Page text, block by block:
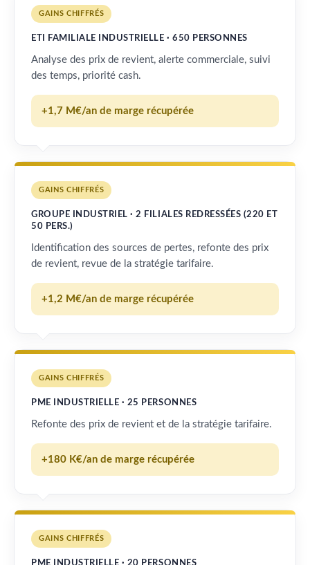
GAINS CHIFFRÉS
ETI FAMILIALE INDUSTRIELLE · 650 PERSONNES
Analyse des prix de revient, alerte commerciale, suivi
des temps, priorité cash.
+1,7 M€/an de marge récupérée
GAINS CHIFFRÉS
GROUPE INDUSTRIEL · 2 FILIALES REDRESSÉES (220 ET
50 PERS.)
Identification des sources de pertes, refonte des prix
de revient, revue de la stratégie tarifaire.
+1,2 M€/an de marge récupérée
GAINS CHIFFRÉS
PME INDUSTRIELLE · 25 PERSONNES
Refonte des prix de revient et de la stratégie tarifaire.
+180 K€/an de marge récupérée
GAINS CHIFFRÉS
PME INDUSTRIELLE · 20 PERSONNES